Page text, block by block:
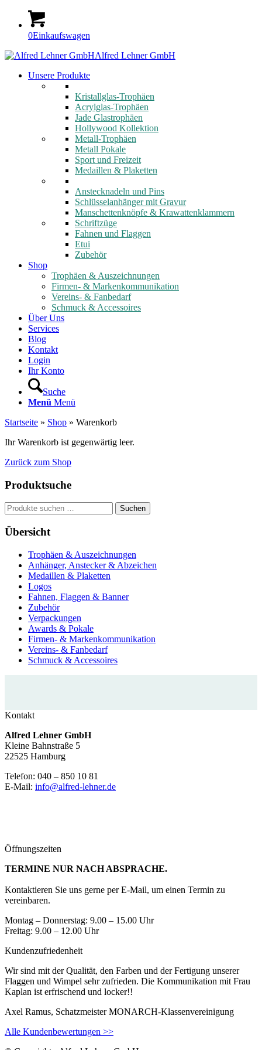
0Einkaufswagen
Alfred Lehner GmbH
Unsere Produkte
Kristallglas-Trophäen
Acrylglas-Trophäen
Jade Glastrophäen
Hollywood Kollektion
Metall-Trophäen
Metall Pokale
Sport und Freizeit
Medaillen & Plaketten
Anstecknadeln und Pins
Schlüsselanhänger mit Gravur
Manschettenknöpfe & Krawattenklammern
Schriftzüge
Fahnen und Flaggen
Etui
Zubehör
Shop
Trophäen & Auszeichnungen
Firmen- & Markenkommunikation
Vereins- & Fanbedarf
Schmuck & Accessoires
Über Uns
Services
Blog
Kontakt
Login
Ihr Konto
Suche
Menü Menü
Startseite » Shop » Warenkorb
Ihr Warenkorb ist gegenwärtig leer.
Zurück zum Shop
Produktsuche
Suche
nach:
Suchen
Übersicht
Trophäen & Auszeichnungen
Anhänger, Anstecker & Abzeichen
Medaillen & Plaketten
Logos
Fahnen, Flaggen & Banner
Zubehör
Verpackungen
Awards & Pokale
Firmen- & Markenkommunikation
Vereins- & Fanbedarf
Schmuck & Accessoires
Kontakt
Alfred Lehner GmbH
Kleine Bahnstraße 5
22525 Hamburg
Telefon: 040 – 850 10 81
E-Mail: info@alfred-lehner.de
Öffnungszeiten
TERMINE NUR NACH ABSPRACHE.
Kontaktieren Sie uns gerne per E-Mail, um einen Termin zu
vereinbaren.
Montag – Donnerstag: 9.00 – 15.00 Uhr
Freitag: 9.00 – 12.00 Uhr
Kundenzufriedenheit
Wir sind mit der Qualität, den Farben und der Fertigung unserer
Flaggen und Wimpel sehr zufrieden. Die Kommunikation mit Frau
Kaplan ist erfrischend und locker!!
Axel Ramus, Schatzmeister MONARCH-Klassenvereinigung
Alle Kundenbewertungen >>